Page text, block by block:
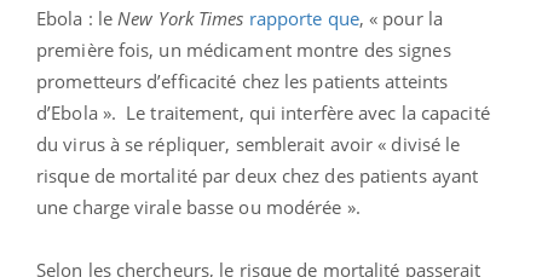
Ebola : le New York Times rapporte que, « pour la
première fois, un médicament montre des signes
prometteurs d’efficacité chez les patients atteints
d’Ebola ». Le traitement, qui interfère avec la capacité
du virus à se répliquer, semblerait avoir « divisé le
risque de mortalité par deux chez des patients ayant
une charge virale basse ou modérée ».
Selon les chercheurs, le risque de mortalité passerait